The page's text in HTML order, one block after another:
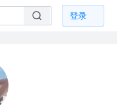
登录